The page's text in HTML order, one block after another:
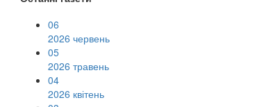
06
2026 червень
05
2026 травень
04
2026 квітень